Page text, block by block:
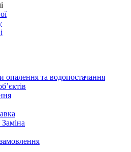
опалення та водопостачання